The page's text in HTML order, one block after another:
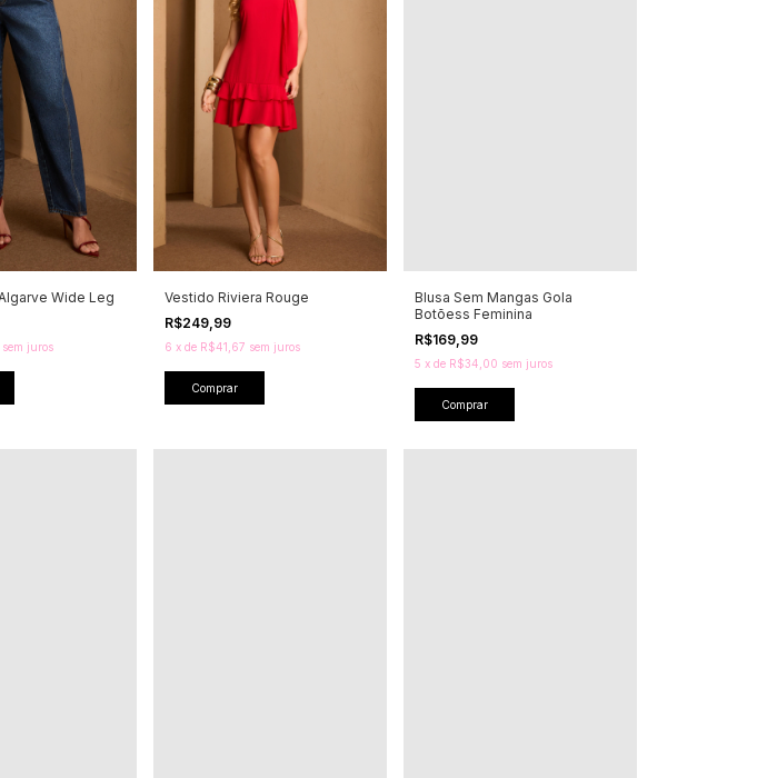
Wide Leg
sem juros
Vestido Riviera Rouge
R$249,99
6 x de R$41,67 sem juros
Comprar
Blusa Sem Mangas Gola
Botõess Feminina
R$169,99
5 x de R$34,00 sem juros
Comprar